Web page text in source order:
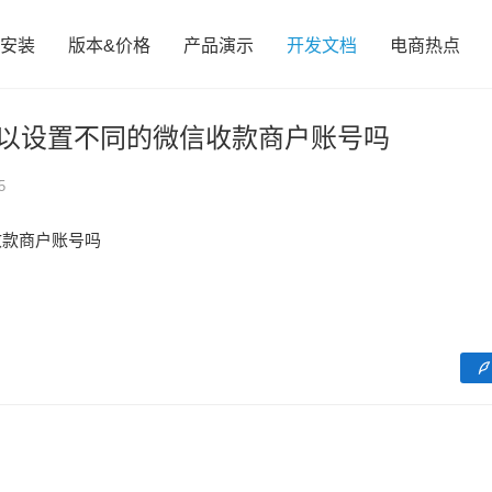
装 版本&价格 产品演示 开发文档 电商热点
设置不同的微信收款商户账号吗
商户账号吗